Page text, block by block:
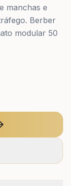
manchas e
Berber
modular 50